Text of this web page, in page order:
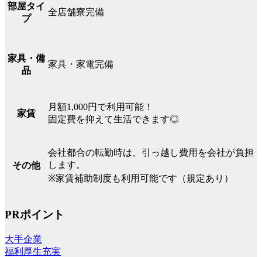
部屋タイ
プ
全店舗寮完備
家具・備
品
家具・家電完備
家賃
月額1,000円で利用可能！
固定費を抑えて生活できます◎
その他
会社都合の転勤時は、引っ越し費用を会社が負担
します。
※家賃補助制度も利用可能です（規定あり）
PRポイント
大手企業
福利厚生充実